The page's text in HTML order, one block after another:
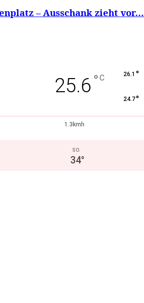
– Ausschank zieht vor...
25.6 ° C 26.1 °
24.7°
1.3kmh
SO.
34°